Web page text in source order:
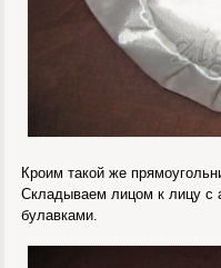
Кроим такой же
Складываем лицом к лицу с
булавками.